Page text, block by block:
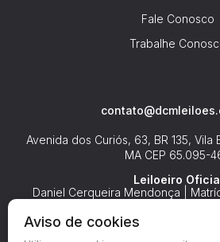
Fale Conosco
Trabalhe
Avenida dos Curiós, 63, BR 135, Vila
MA CEP 65.095-
Leiloeiro
Daniel Cerqueira Mendonça |
Aviso de cookies